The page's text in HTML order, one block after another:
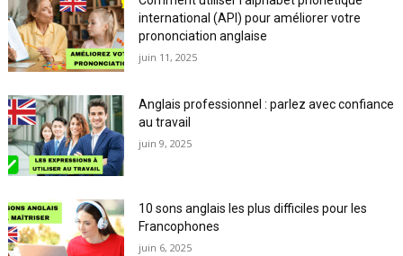
international (API) pour améliorer votre
prononciation anglaise
juin 11, 2025
Anglais professionnel : parlez avec confiance
au travail
juin 9, 2025
10 sons anglais les plus difficiles pour les
Francophones
juin 6, 2025